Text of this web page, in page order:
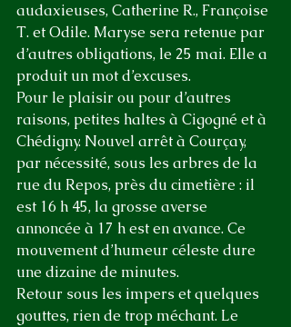
audaxieuses, Catherine R., Françoise
T. et Odile. Maryse sera retenue par
d’autres obligations, le 25 mai. Elle a
produit un mot d’excuses.
Pour le plaisir ou pour d’autres
raisons, petites haltes à Cigogné et à
Chédigny. Nouvel arrêt à Courçay,
par nécessité, sous les arbres de la
rue du Repos, près du cimetière : il
est 16 h 45, la grosse averse
annoncée à 17 h est en avance. Ce
mouvement d’humeur céleste dure
une dizaine de minutes.
Retour sous les impers et quelques
gouttes, rien de trop méchant. Le